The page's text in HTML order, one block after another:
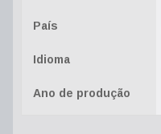
País
Idioma
Ano de produção